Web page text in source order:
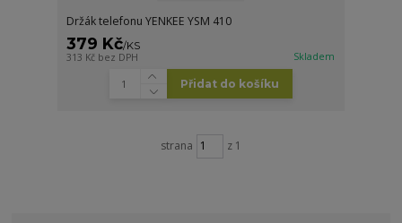
Držák telefonu YENKEE YSM 410
379 Kč/KS
313 Kč bez DPH Skladem
Přidat do košíku
strana z 1